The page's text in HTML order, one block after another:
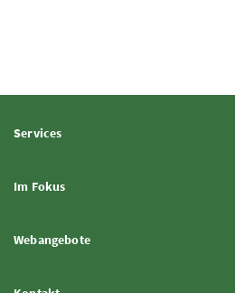
ServicesInhalt aufklappen
Im FokusInhalt aufklappen
WebangeboteInhalt aufklappen